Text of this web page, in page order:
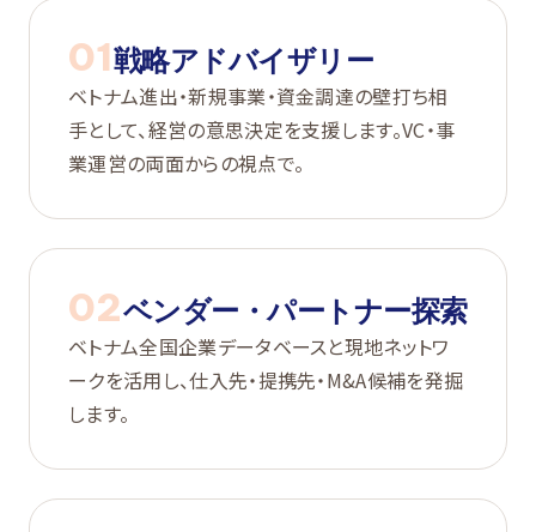
01戦略アドバイザリー
ベトナム進出・新規事業・資金調達の壁打ち相
手として、経営の意思決定を支援します。VC・事
業運営の両面からの視点で。
02ベンダー・パートナー探索
ベトナム全国企業データベースと現地ネットワ
ークを活用し、仕入先・提携先・M&A候補を発掘
します。